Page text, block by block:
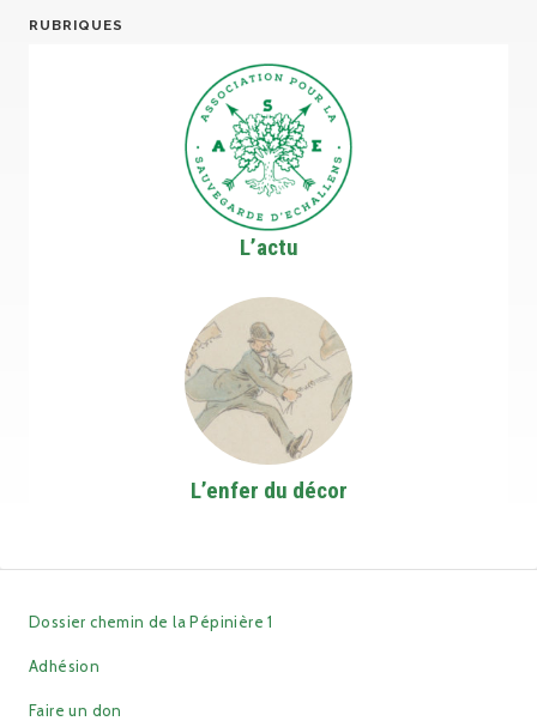
RUBRIQUES
L’actu
L’enfer du décor
Dossier chemin de la Pépinière 1
Adhésion
Faire un don